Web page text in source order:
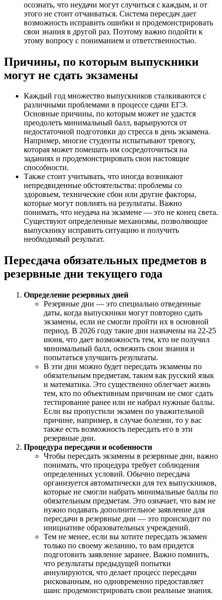
осознать, что неудачи могут случиться с каждым, и от
этого не стоит отчаиваться. Система пересдач дает
возможность исправить ошибки и продемонстрировать
свои знания в другой раз. Поэтому важно подойти к
этому вопросу с пониманием и ответственностью.
Причины, по которым выпускники
могут не сдать экзамены
Каждый год множество выпускников сталкиваются с
различными проблемами в процессе сдачи ЕГЭ.
Основные причины, по которым может не удастся
преодолеть минимальный балл, варьируются от
недостаточной подготовки до стресса в день экзамена.
Например, многие студенты испытывают тревогу,
которая может помешать им сосредоточиться на
заданиях и продемонстрировать свои настоящие
способности.
Также стоит учитывать, что иногда возникают
непредвиденные обстоятельства: проблемы со
здоровьем, технические сбои или другие факторы,
которые могут повлиять на результаты. Важно
понимать, что неудача на экзамене — это не конец света.
Существуют определенные механизмы, позволяющие
выпускнику исправить ситуацию и получить
необходимый результат.
Пересдача обязательных предметов в
резервные дни текущего года
Определение резервных дней
Резервные дни — это специально отведенные
даты, когда выпускники могут повторно сдать
экзамены, если не смогли пройти их в основной
период. В 2026 году такие дни назначены на 22-25
июня, что дает возможность тем, кто не получил
минимальный балл, освежить свои знания и
попытаться улучшить результаты.
В эти дни можно будет пересдать экзамены по
обязательным предметам, таким как русский язык
и математика. Это существенно облегчает жизнь
тем, кто по объективным причинам не смог сдать
тестирование ранее или не набрал нужные баллы.
Если вы пропустили экзамен по уважительной
причине, например, в случае болезни, то у вас
также есть возможность пересдать его в эти
резервные дни.
Процедура пересдачи и особенности
Чтобы пересдать экзамены в резервные дни, важно
понимать, что процедура требует соблюдения
определенных условий. Обычно пересдача
организуется автоматически для тех выпускников,
которые не смогли набрать минимальные баллы по
обязательным предметам. Это означает, что вам не
нужно подавать дополнительное заявление для
пересдачи в резервные дни — это происходит по
инициативе образовательных учреждений.
Тем не менее, если вы хотите пересдать экзамен
только по своему желанию, то вам придется
подготовить заявление заранее. Важно помнить,
что результаты предыдущей попытки
аннулируются, что делает процесс пересдачи
рискованным, но одновременно предоставляет
шанс продемонстрировать свои реальные знания.